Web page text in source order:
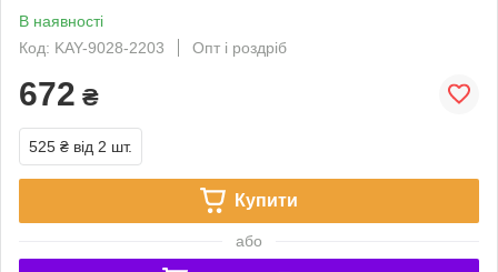
В наявності
Код: KAY-9028-2203
Опт і роздріб
672 ₴
525 ₴ від 2 шт.
Купити
або